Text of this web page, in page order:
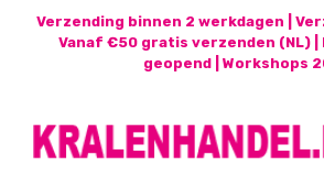
Verzending binnen 2 werkdagen |
Vanaf €50 gratis verzenden (NL) |
geopend | Workshops